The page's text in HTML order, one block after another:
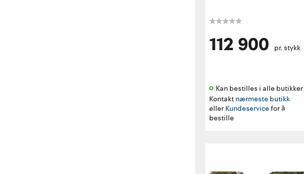
112 900 pr. stykk
Kan bestilles i alle butikker
Kontakt nærmeste butikk
ellerKundeservicefor å
bestille